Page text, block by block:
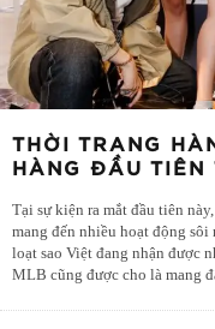
THỜI TRANG
HÀNG ĐẦU TIÊN
Tại sự kiện ra mắt đầu tiên
mang đến nhiều hoạt động
loạt sao Việt đang nhận được
MLB cũng được cho là mang